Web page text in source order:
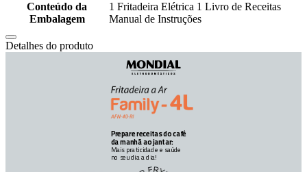
Conteúdo da
Embalagem
1 Fritadeira Elétrica 1 Livro de Receitas
Manual de Instruções
Detalhes do produto